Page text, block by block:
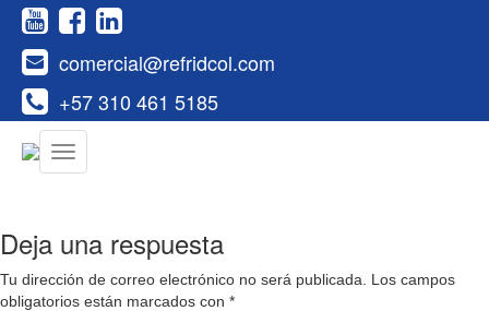
+57 310 461 5185
comercial@refridcol.com
Deja una respuesta
Tu dirección de correo electrónico no será publicada.
Los campos
obligatorios están marcados con *